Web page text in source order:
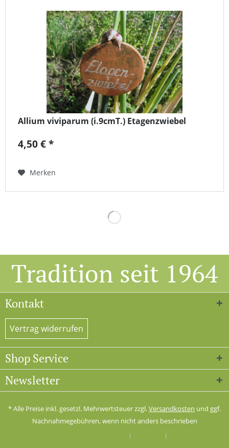
Allium viviparum (i.9cmT.) Etagenzwiebel
4,50 € *
Merken
Tradition seit 1964
Kontakt
Vertrag widerrufen
Shop Service
Newsletter
* Alle Preise inkl. gesetzl. Mehrwertsteuer zzgl.Versandkosten und ggf.
Nachnahmegebühren, wenn nicht anders beschrieben